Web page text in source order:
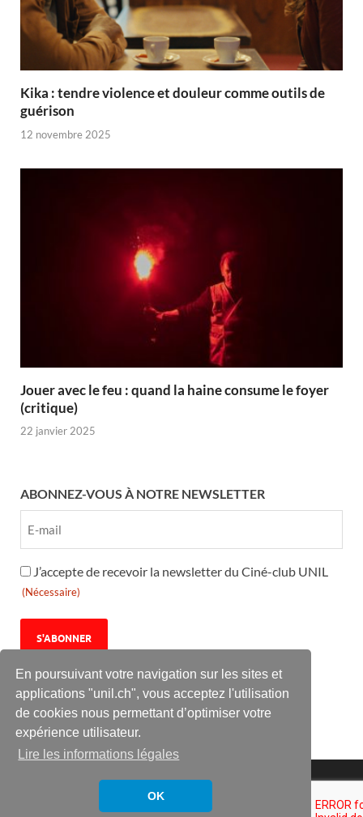
En poursuivant votre navigation sur les sites et
applications "unil.ch", vous acceptez l'utilisation
de cookies nous permettant d’optimiser votre
expérience utilisateur.
Lire les informations légales
OK
Kika : tendre violence et douleur comme outils de
guérison
12 novembre 2025
Jouer avec le feu : quand la haine consume le foyer
(critique)
22 janvier 2025
ABONNEZ-VOUS À NOTRE NEWSLETTER
RGPD
(Nécessaire)
J’accepte de recevoir la newsletter du Ciné-club UNIL
(Nécessaire)
Le Ciné-club UNIL est une association culturelle à but non
lucratif de l’université de Lausanne.